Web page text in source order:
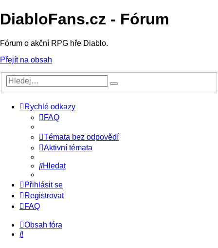
DiabloFans.cz - Fórum
Fórum o akční RPG hře Diablo.
Přejít na obsah
Rychlé odkazy
FAQ
Témata bez odpovědí
Aktivní témata
Hledat
Přihlásit se
Registrovat
FAQ
Obsah fóra
Hledat